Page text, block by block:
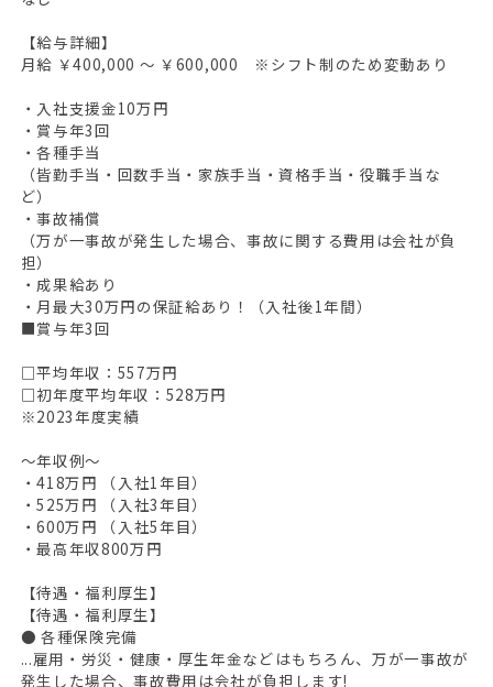
【給与詳細】
月給 ￥400,000 〜 ￥600,000 ※シフト制のため変動あり
・入社支援金10万円
・賞与年3回
・各種手当
（皆勤手当・回数手当・家族手当・資格手当・役職手当な
ど）
・事故補償
（万が一事故が発生した場合、事故に関する費用は会社が負
担）
・成果給あり
・月最大30万円の保証給あり！（入社後1年間）
■賞与年3回
□平均年収：557万円
□初年度平均年収：528万円
※2023年度実績
〜年収例〜
・418万円 （入社1年目）
・525万円 （入社3年目）
・600万円 （入社5年目）
・最高年収800万円
【待遇・福利厚生】
【待遇・福利厚生】
● 各種保険完備
...雇用・労災・健康・厚生年金などはもちろん、万が一事故が
発生した場合、事故費用は会社が負担します!